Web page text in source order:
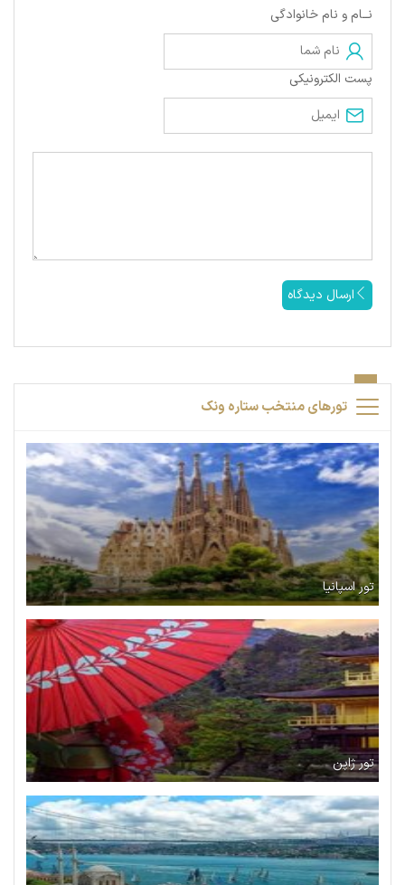
نــام و نام خانوادگی
پست الکترونیکی
ارسال دیدگاه
تورهای منتخب ستاره ونک
تور اسپانیا
تور ژاپن